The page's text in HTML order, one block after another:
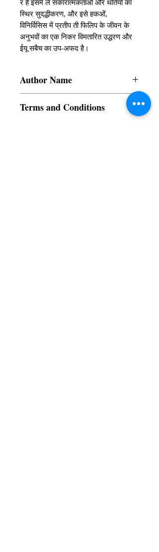
र है इसमें ले सकारात्मकताओं और थतियों का
स्थिर सुद्‌द्धीकरण, और इसे हकओं,
विनिर्विसिस में प्रतीप ती फिलिप के जीवन के
अनुभवों का एक निकर विमतारित उद्धरण और
ईयू सबैच का उप-अफद है।
Author Name
Terms and Conditions